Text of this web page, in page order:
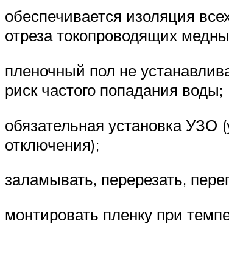
обеспечивается изоляция
отреза токопроводящих
пленочный пол не
риск частого попадания воды;
обязательная установка УЗО
отключения);
заламывать, перерезать,
монтировать пленку при